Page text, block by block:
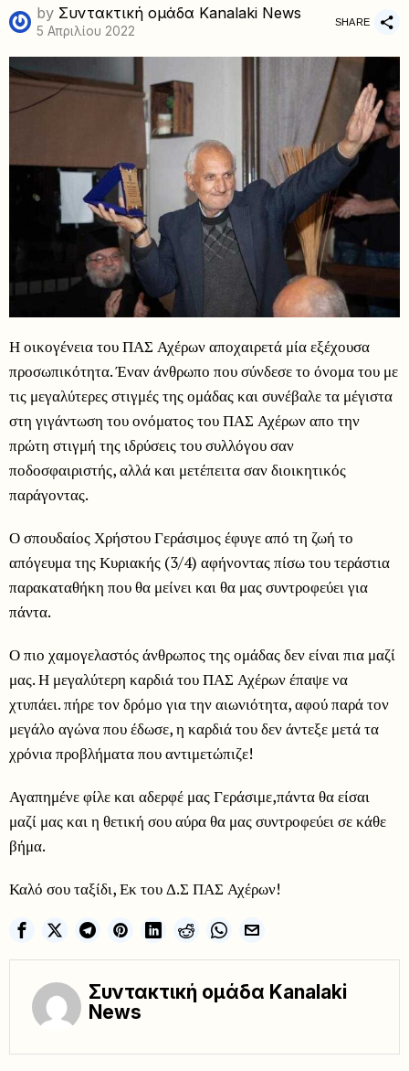
by Συντακτική ομάδα Kanalaki News
5 Απριλίου 2022
SHARE
Η οικογένεια του ΠΑΣ Αχέρων αποχαιρετά μία εξέχουσα
προσωπικότητα. Έναν άνθρωπο που σύνδεσε το όνομα του με
τις μεγαλύτερες στιγμές της ομάδας και συνέβαλε τα μέγιστα
στη γιγάντωση του ονόματος του ΠΑΣ Αχέρων απο την
πρώτη στιγμή της ιδρύσεις του συλλόγου σαν
ποδοσφαιριστής, αλλά και μετέπειτα σαν διοικητικός
παράγοντας.
Ο σπουδαίος Χρήστου Γεράσιμος έφυγε από τη ζωή το
απόγευμα της Κυριακής (3/4) αφήνοντας πίσω του τεράστια
παρακαταθήκη που θα μείνει και θα μας συντροφεύει για
πάντα.
Ο πιο χαμογελαστός άνθρωπος της ομάδας δεν είναι πια μαζί
μας. Η μεγαλύτερη καρδιά του ΠΑΣ Αχέρων έπαψε να
χτυπάει. πήρε τον δρόμο για την αιωνιότητα, αφού παρά τον
μεγάλο αγώνα που έδωσε, η καρδιά του δεν άντεξε μετά τα
χρόνια προβλήματα που αντιμετώπιζε!
Αγαπημένε φίλε και αδερφέ μας Γεράσιμε,πάντα θα είσαι
μαζί μας και η θετική σου αύρα θα μας συντροφεύει σε κάθε
βήμα.
Καλό σου ταξίδι, Εκ του Δ.Σ ΠΑΣ Αχέρων!
Συντακτική ομάδα Kanalaki
News